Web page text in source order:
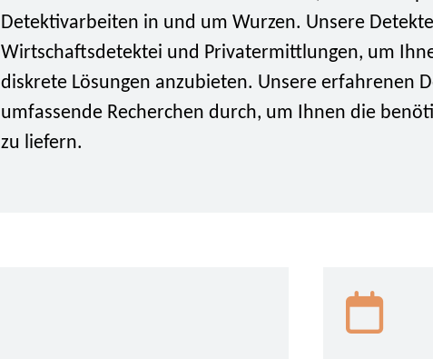
Detektivarbeiten in und um Wurzen. Unsere
Wirtschaftsdetektei und Privatermittlungen, um
diskrete Lösungen anzubieten. Unsere erfahrenen
umfassende Recherchen durch, um Ihnen die
zu liefern.